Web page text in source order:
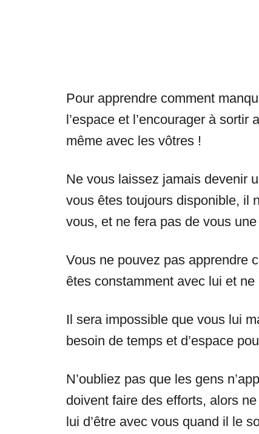
Pour apprendre comment
l’espace et l’encourager à
même avec les vôtres !
Ne vous laissez jamais devenir
vous êtes toujours disponible, il
vous, et ne fera pas de vous
Vous ne pouvez pas apprendre
êtes constamment avec lui et
Il sera impossible que vous lui
besoin de temps et d’espace
N’oubliez pas que les gens
doivent faire des efforts, alors
lui d’être avec vous quand il le